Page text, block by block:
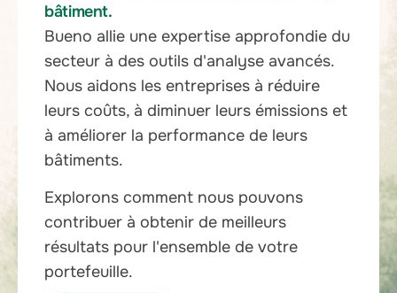
bâtiment.
Bueno allie une expertise approfondie du
secteur à des outils d'analyse avancés.
Nous aidons les entreprises à réduire
leurs coûts, à diminuer leurs émissions et
à améliorer la performance de leurs
bâtiments.
Explorons comment nous pouvons
contribuer à obtenir de meilleurs
résultats pour l'ensemble de votre
portefeuille.